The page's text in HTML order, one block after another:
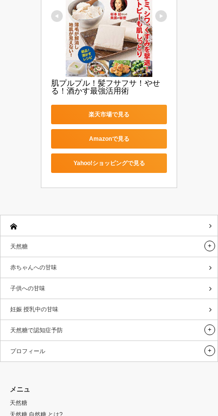
肌プルプル！髪フサフサ！やせ
る！酒かす最強活用術
楽天市場で見る
Amazonで見る
Yahoo!ショッピングで見る
天然糖
赤ちゃんへの甘味
子供への甘味
妊娠 授乳中の甘味
天然糖で認知症予防
プロフィール
メニュ
天然糖
天然糖 自然糖 とは?